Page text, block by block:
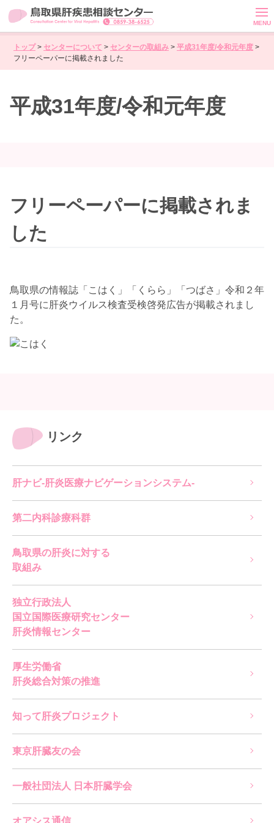
肝ガエル君の
肝臓講座はこちら
一般・患者の
みなさまへ
動画を見る
お知らせ
(肝臓病教室など)
トップ > センターについて > センターの取組み > 平成31年度/令和元年度 >
フリーペーパーに掲載されました
平成31年度/令和元年度
フリーペーパーに掲載されま
した
鳥取県の情報誌「こはく」「くらら」「つばさ」令和２年
１月号に肝炎ウイルス検査受検啓発広告が掲載されまし
た。
リンク
肝ナビ-肝炎医療ナビゲーションシステム-
第二内科診療科群
鳥取県の肝炎に対する
取組み
独立行政法人
国立国際医療研究センター
肝炎情報センター
厚生労働省
肝炎総合対策の推進
知って肝炎プロジェクト
東京肝臓友の会
一般社団法人 日本肝臓学会
オアシス通信